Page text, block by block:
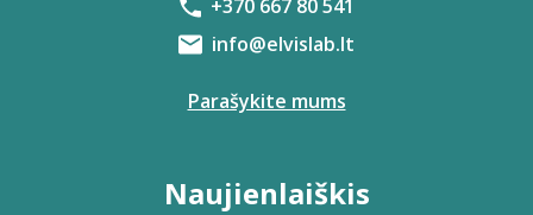
+370 667 80 541
info@elvislab.lt
Parašykite mums
Naujienlaiškis